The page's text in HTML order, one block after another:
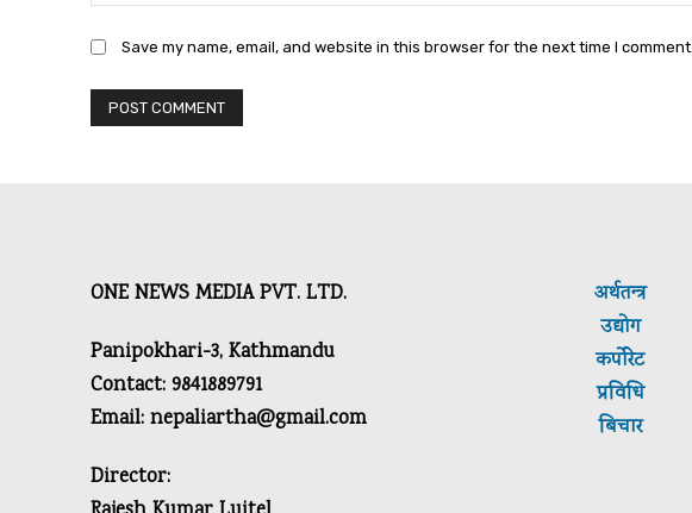
Save my name, email, and website in this browser for the next time I comment.
ONE NEWS MEDIA PVT. LTD.
Panipokhari-3, Kathmandu
Contact: 9841889791
Email: nepaliartha@gmail.com
Director:
अर्थतन्त्र
उद्योग
कर्पाेरेट
प्रविधि
बिचार